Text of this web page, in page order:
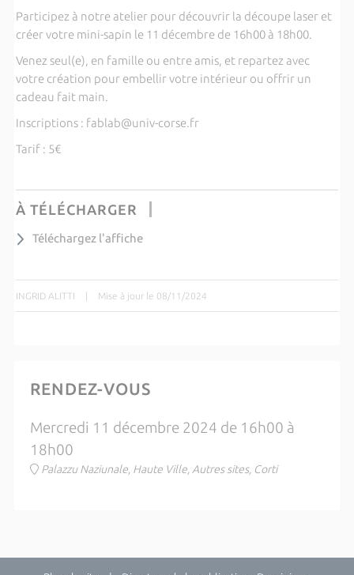
Participez à notre atelier pour découvrir la découpe laser et
créer votre mini-sapin le 11 décembre de 16h00 à 18h00.
Venez seul(e), en famille ou entre amis, et repartez avec
votre création pour embellir votre intérieur ou offrir un
cadeau fait main.
Inscriptions : fablab@univ-corse.fr
Tarif : 5€
À TÉLÉCHARGER
Téléchargez l'affiche
INGRID ALITTI | Mise à jour le 08/11/2024
RENDEZ-VOUS
Mercredi 11 décembre 2024 de 16h00 à
18h00
Palazzu Naziunale, Haute Ville, Autres sites, Corti